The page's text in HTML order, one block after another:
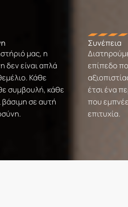
μας, η
δεν είναι απλά
Κάθε
συμβουλή, κάθε
βάσιμη σε αυτή
Συνέπεια
επίπεδο
έτσι ένα
που
επιτυχία.